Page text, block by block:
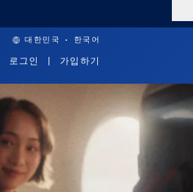
대한민국 · 한국어
로그인 가입하기